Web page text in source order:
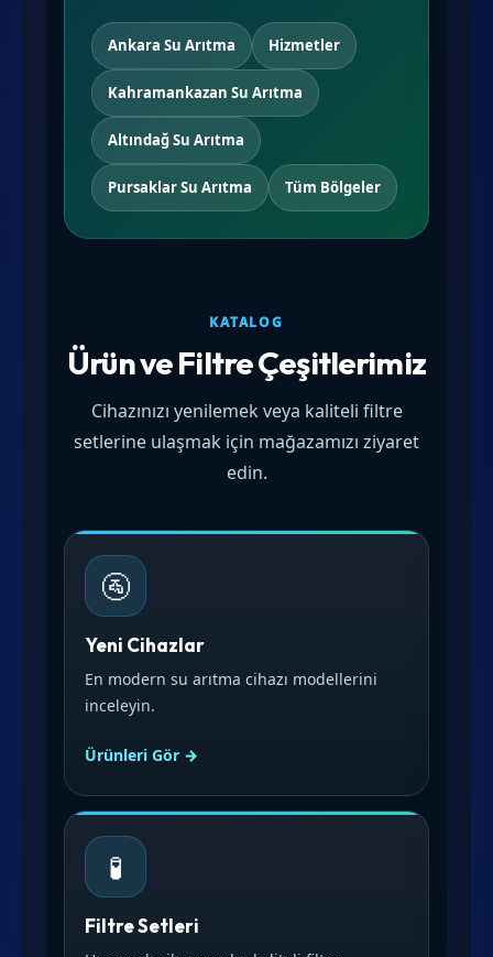
Ankara Su Arıtma Hizmetler
Kahramankazan Su Arıtma
Altındağ Su Arıtma
Pursaklar Su Arıtma Tüm Bölgeler
KATALOG
Ürün ve Filtre Çeşitlerimiz
Cihazınızı yenilemek veya kaliteli filtre
setlerine ulaşmak için mağazamızı ziyaret
edin.
🚰
Yeni Cihazlar
En modern su arıtma cihazı modellerini
inceleyin.
Ürünleri Gör →
🧪
Filtre Setleri